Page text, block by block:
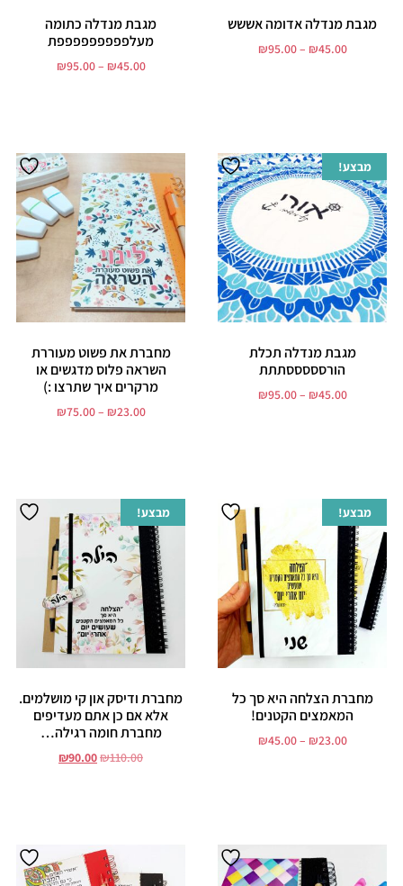
מגבת מנדלה אדומה אששש
₪45.00
–
₪95.00
מגבת מנדלה כתומה
מעלפפפפפפפפפת
₪45.00
–
₪95.00
מבצע!
מגבת מנדלה תכלת
הורסססססתתת
₪45.00
–
₪95.00
מחברת את פשוט מעוררת
השראה פלוס מדגשים או
מרקרים איך שתרצו :)
₪23.00
–
₪75.00
מבצע!
מחברת הצלחה היא סך כל
המאמצים הקטנים!
₪23.00
–
₪45.00
מבצע!
מחברת ודיסק און קי מושלמים.
אלא אם כן אתם מעדיפים
מחברת חומה רגילה…
₪110.00
₪90.00